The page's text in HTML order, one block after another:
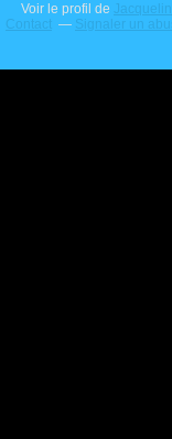
Voir le profil de
Contact
Signaler un